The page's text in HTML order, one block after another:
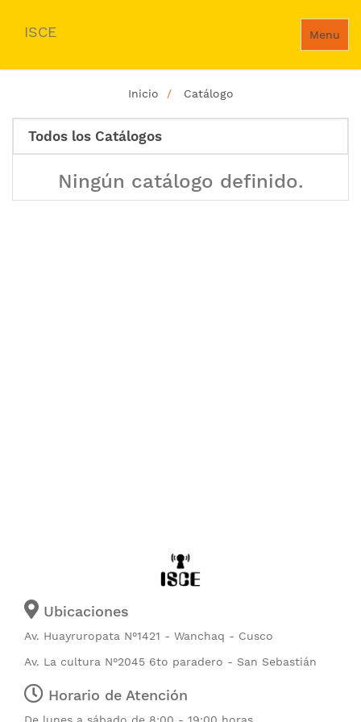
Menu
ISCE
Inicio Catálogo
Todos los Catálogos
Ningún catálogo definido.
Ubicaciones
Av. Huayruropata N°1421 - Wanchaq - Cusco
Av. La cultura N°2045 6to paradero - San Sebastián
Horario de Atención